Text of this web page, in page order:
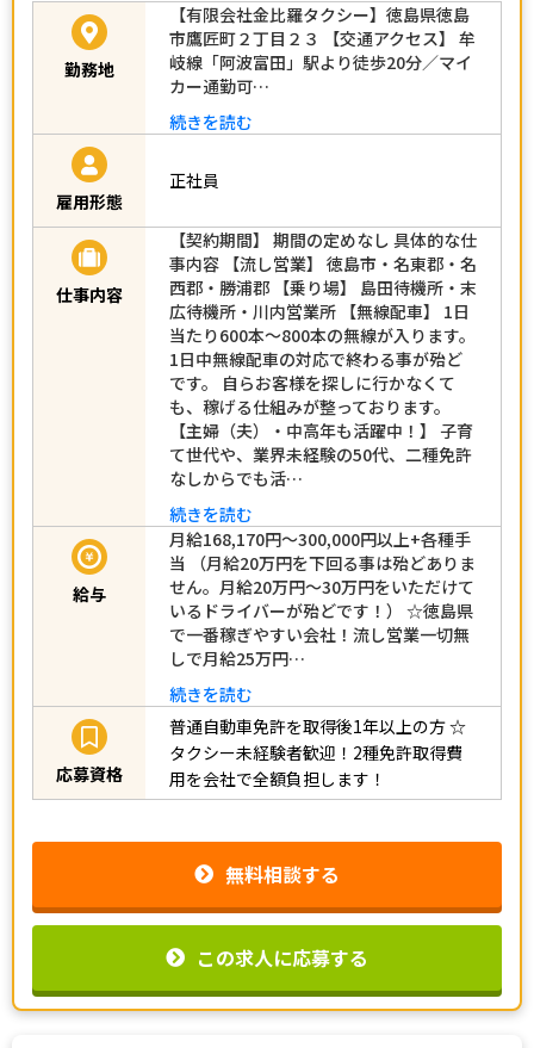
勤務地
【有限会社金比羅タクシー】徳島県徳島
市鷹匠町２丁目２３ 【交通アクセス】 牟
岐線「阿波富田」駅より徒歩20分／マイ
カー通勤可…
続きを読む
雇用形態
正社員
仕事内容
【契約期間】 期間の定めなし 具体的な仕
事内容 【流し営業】 徳島市・名東郡・名
西郡・勝浦郡 【乗り場】 島田待機所・末
広待機所・川内営業所 【無線配車】 1日
当たり600本～800本の無線が入ります。
1日中無線配車の対応で終わる事が殆ど
です。 自らお客様を探しに行かなくて
も、稼げる仕組みが整っております。
【主婦（夫）・中高年も活躍中！】 子育
て世代や、業界未経験の50代、二種免許
なしからでも活…
続きを読む
給与
月給168,170円～300,000円以上+各種手
当 （月給20万円を下回る事は殆どありま
せん。月給20万円～30万円をいただけて
いるドライバーが殆どです！） ☆徳島県
で一番稼ぎやすい会社！流し営業一切無
しで月給25万円…
続きを読む
応募資格
普通自動車免許を取得後1年以上の方☆
タクシー未経験者歓迎！2種免許取得費
用を会社で全額負担します！
無料相談する
この求人に応募する